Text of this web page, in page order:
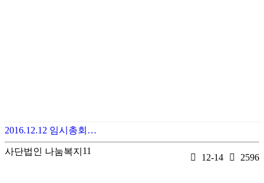
2016.12.12 임시총회…
사단법인 나눔복지
12-14 2596
11